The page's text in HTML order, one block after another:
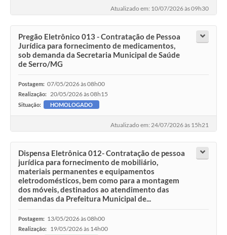
Atualizado em: 10/07/2026 às 09h30
Pregão Eletrônico 013 - Contratação de Pessoa
Jurídica para fornecimento de medicamentos,
sob demanda da Secretaria Municipal de Saúde
de Serro/MG
Postagem: 07/05/2026 às 08h00
Realização: 20/05/2026 às 08h15
Situação: HOMOLOGADO
Atualizado em: 24/07/2026 às 15h21
Dispensa Eletrônica 012- Contratação de pessoa
jurídica para fornecimento de mobiliário,
materiais permanentes e equipamentos
eletrodomésticos, bem como para a montagem
dos móveis, destinados ao atendimento das
demandas da Prefeitura Municipal de...
Postagem: 13/05/2026 às 08h00
Realização: 19/05/2026 às 14h00